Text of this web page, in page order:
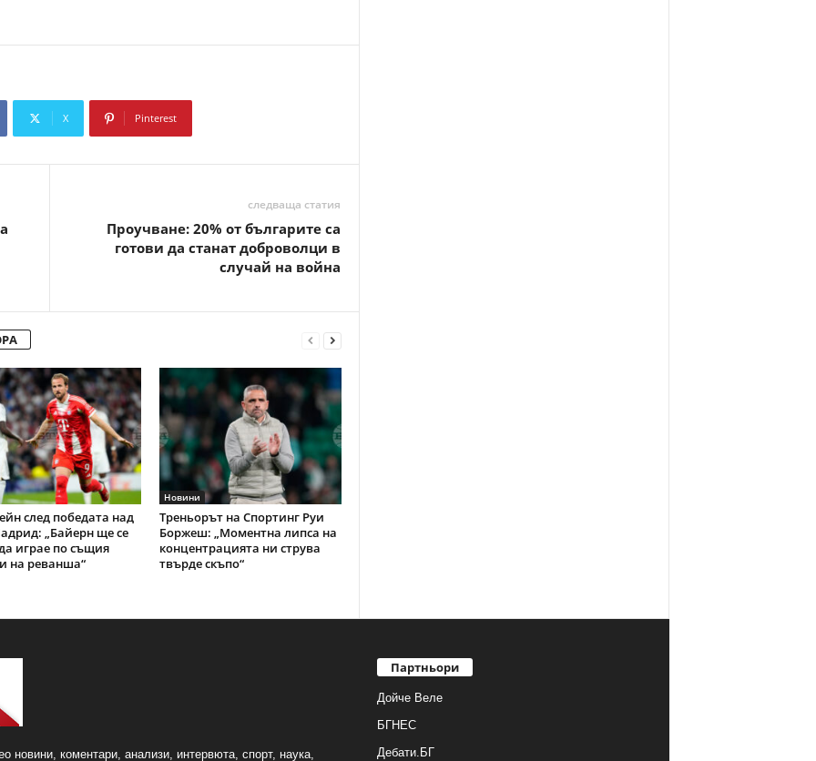
X Pinterest
следваща статия
Проучване: 20% от българите са
готови да станат доброволци в
случай на война
след победата над
„Байерн ще се
играе по същия
на реванша“
Новини
Треньорът на Спортинг Руи
Боржеш: „Моментна липса на
концентрацията ни струва
твърде скъпо“
новини, коментари, анализи, интервюта, спорт, наука,
Партньори
Дойче Веле
БГНЕС
Дебати.БГ